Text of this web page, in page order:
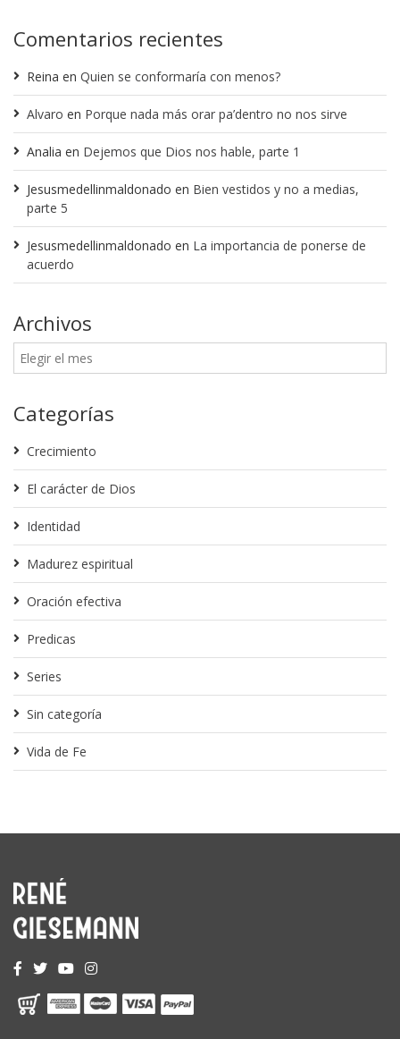
Comentarios recientes
Reina en Quien se conformaría con menos?
Alvaro en Porque nada más orar pa’dentro no nos sirve
Analia en Dejemos que Dios nos hable, parte 1
Jesusmedellinmaldonado en Bien vestidos y no a medias,
parte 5
Jesusmedellinmaldonado en La importancia de ponerse de
acuerdo
Archivos
Categorías
Crecimiento
El carácter de Dios
Identidad
Madurez espiritual
Oración efectiva
Predicas
Series
Sin categoría
Vida de Fe